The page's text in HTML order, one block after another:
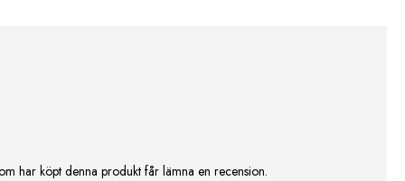
har köpt denna produkt får lämna en recension.